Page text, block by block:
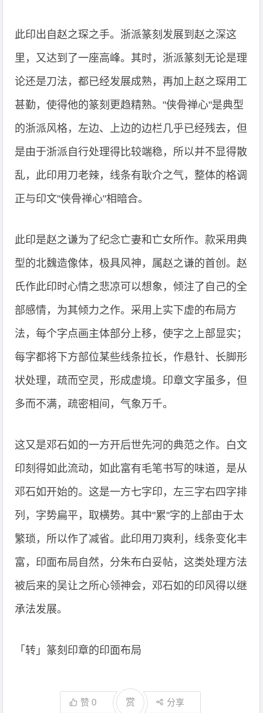
此印出自赵之琛之手。浙派篆刻发展到赵之深这
里，又达到了一座高峰。其时，浙派篆刻无论是理
论还是刀法，都已经发展成熟，再加上赵之琛用工
甚勤，使得他的篆刻更趋精熟。"侠骨禅心"是典型
的浙派风格，左边、上边的边栏几乎已经残去，但
是由于浙派自行处理得比较端稳，所以并不显得散
乱，此印用刀老辣，线条有耿介之气，整体的格调
正与印文"侠骨禅心"相暗合。
此印是赵之谦为了纪念亡妻和亡女所作。款采用典
型的北魏造像体，极具风神，属赵之谦的首创。赵
氏作此印时心情之悲凉可以想象，倾注了自己的全
部感情，为其倾力之作。采用上实下虚的布局方
法，每个字点画主体部分上移，使字之上部显实；
每字都将下方部位某些线条拉长，作悬针、长脚形
状处理，疏而空灵，形成虚境。印章文字虽多，但
多而不满，疏密相间，气象万千。
这又是邓石如的一方开后世先河的典范之作。白文
印刻得如此流动，如此富有毛笔书写的味道，是从
邓石如开始的。这是一方七字印，左三字右四字排
列，字势扁平，取横势。其中"累"字的上部由于太
繁琐，所以作了减省。此印用刀爽利，线条变化丰
富，印面布局自然，分朱布白妥帖，这类处理方法
被后来的吴让之所心领神会，邓石如的印风得以继
承法发展。
「转」篆刻印章的印面布局
赞0 赏 分享